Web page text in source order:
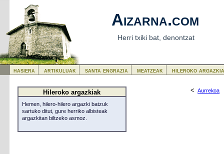
Aizarna.com
Herri txiki bat, denontzat
<Aurrekoa
Hileroko argazkiak
Hemen, hilero-hilero argazki batzuk
sartuko ditut, gure herriko albisteak
argazkitan biltzeko asmoz.
hasiera artikuluak santa engrazia meatzeak hileroko